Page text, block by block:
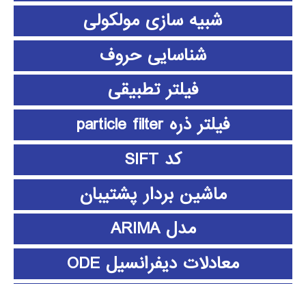
شبیه سازی مولکولی
شناسایی حروف
فیلتر تطبیقی
فیلتر ذره particle filter
کد SIFT
ماشین بردار پشتیبان
مدل ARIMA
معادلات دیفرانسیل ODE